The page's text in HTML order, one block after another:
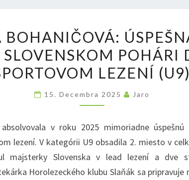
BOHANIČOVÁ:
ÚSPEŠNÁ
SEZÓNA
V
POHÁRI
DETÍ
V
ŠPORTOVOM
POHÁRI
LEZENÍ (U9)
15. Decembra 2025 Jaro
v roku 2025 mimoriadne úspešnú
lezení. V kategórii U9 obsadila 2. miesto v
majsterky Slovenska v lead lezení a dve
Horolezeckého klubu Slaňák sa pripravuje